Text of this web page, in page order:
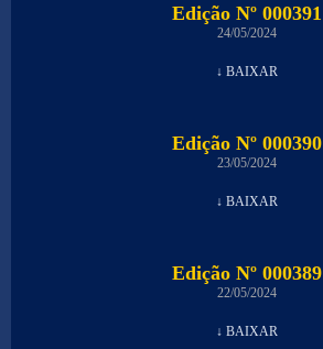
Edição Nº 000391
24/05/2024
↓ BAIXAR
Edição Nº 000390
23/05/2024
↓ BAIXAR
Edição Nº 000389
22/05/2024
↓ BAIXAR